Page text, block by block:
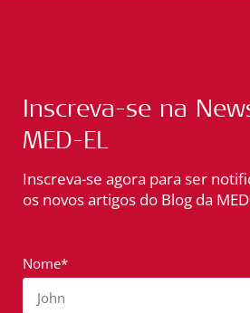
Inscreva-se na
MED-EL
Inscreva-se agora para ser
os novos artigos do Blog da
Nome*
John